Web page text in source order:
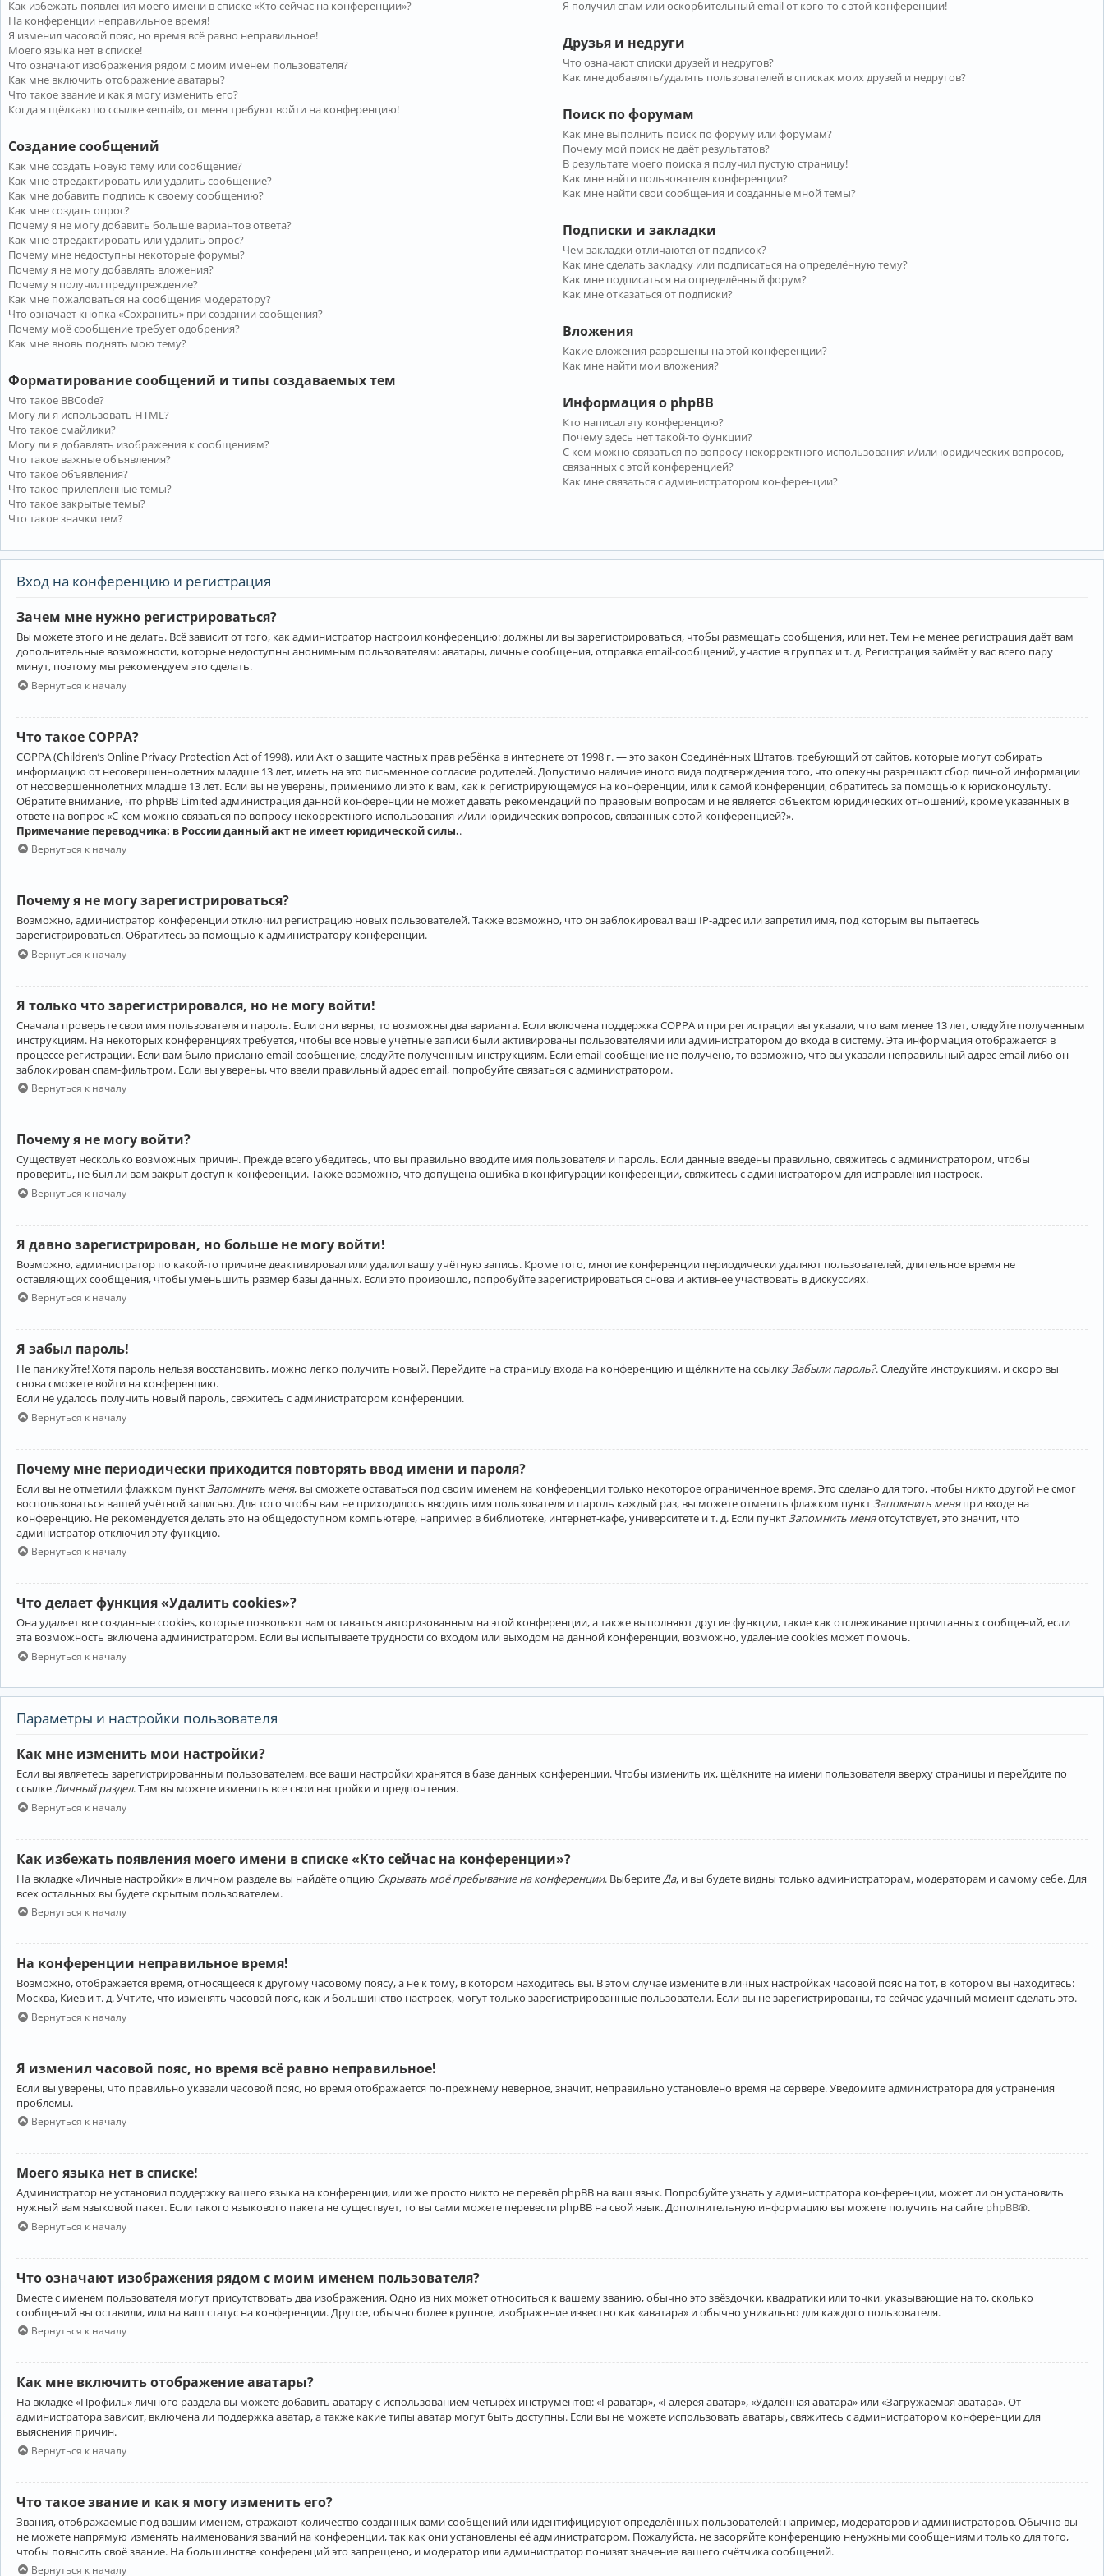
Как избежать появления моего имени в списке «Кто сейчас на конференции»?
На конференции неправильное время!
Я изменил часовой пояс, но время всё равно неправильное!
Моего языка нет в списке!
Что означают изображения рядом с моим именем пользователя?
Как мне включить отображение аватары?
Что такое звание и как я могу изменить его?
Когда я щёлкаю по ссылке «email», от меня требуют войти на конференцию!
Создание сообщений
Как мне создать новую тему или сообщение?
Как мне отредактировать или удалить сообщение?
Как мне добавить подпись к своему сообщению?
Как мне создать опрос?
Почему я не могу добавить больше вариантов ответа?
Как мне отредактировать или удалить опрос?
Почему мне недоступны некоторые форумы?
Почему я не могу добавлять вложения?
Почему я получил предупреждение?
Как мне пожаловаться на сообщения модератору?
Что означает кнопка «Сохранить» при создании сообщения?
Почему моё сообщение требует одобрения?
Как мне вновь поднять мою тему?
Форматирование сообщений и типы создаваемых тем
Что такое BBCode?
Могу ли я использовать HTML?
Что такое смайлики?
Могу ли я добавлять изображения к сообщениям?
Что такое важные объявления?
Что такое объявления?
Что такое прилепленные темы?
Что такое закрытые темы?
Что такое значки тем?
Я получил спам или оскорбительный email от кого-то с этой конференции!
Друзья и недруги
Что означают списки друзей и недругов?
Как мне добавлять/удалять пользователей в списках моих друзей и недругов?
Поиск по форумам
Как мне выполнить поиск по форуму или форумам?
Почему мой поиск не даёт результатов?
В результате моего поиска я получил пустую страницу!
Как мне найти пользователя конференции?
Как мне найти свои сообщения и созданные мной темы?
Подписки и закладки
Чем закладки отличаются от подписок?
Как мне сделать закладку или подписаться на определённую тему?
Как мне подписаться на определённый форум?
Как мне отказаться от подписки?
Вложения
Какие вложения разрешены на этой конференции?
Как мне найти мои вложения?
Информация о phpBB
Кто написал эту конференцию?
Почему здесь нет такой-то функции?
С кем можно связаться по вопросу некорректного использования и/или юридических вопросов,
связанных с этой конференцией?
Как мне связаться с администратором конференции?
Вход на конференцию и регистрация
Зачем мне нужно регистрироваться?
Вы можете этого и не делать. Всё зависит от того, как администратор настроил конференцию: должны ли вы зарегистрироваться, чтобы размещать сообщения, или нет. Тем не менее регистрация даёт вам
дополнительные возможности, которые недоступны анонимным пользователям: аватары, личные сообщения, отправка email-сообщений, участие в группах и т. д. Регистрация займёт у вас всего пару
минут, поэтому мы рекомендуем это сделать.
Вернуться к началу
Что такое COPPA?
COPPA (Children’s Online Privacy Protection Act of 1998), или Акт о защите частных прав ребёнка в интернете от 1998 г. — это закон Соединённых Штатов, требующий от сайтов, которые могут собирать
информацию от несовершеннолетних младше 13 лет, иметь на это письменное согласие родителей. Допустимо наличие иного вида подтверждения того, что опекуны разрешают сбор личной информации
от несовершеннолетних младше 13 лет. Если вы не уверены, применимо ли это к вам, как к регистрирующемуся на конференции, или к самой конференции, обратитесь за помощью к юрисконсульту.
Обратите внимание, что phpBB Limited администрация данной конференции не может давать рекомендаций по правовым вопросам и не является объектом юридических отношений, кроме указанных в
ответе на вопрос «С кем можно связаться по вопросу некорректного использования и/или юридических вопросов, связанных с этой конференцией?».
Примечание переводчика: в России данный акт не имеет юридической силы..
Вернуться к началу
Почему я не могу зарегистрироваться?
Возможно, администратор конференции отключил регистрацию новых пользователей. Также возможно, что он заблокировал ваш IP-адрес или запретил имя, под которым вы пытаетесь
зарегистрироваться. Обратитесь за помощью к администратору конференции.
Вернуться к началу
Я только что зарегистрировался, но не могу войти!
Сначала проверьте свои имя пользователя и пароль. Если они верны, то возможны два варианта. Если включена поддержка COPPA и при регистрации вы указали, что вам менее 13 лет, следуйте полученным
инструкциям. На некоторых конференциях требуется, чтобы все новые учётные записи были активированы пользователями или администратором до входа в систему. Эта информация отображается в
процессе регистрации. Если вам было прислано email-сообщение, следуйте полученным инструкциям. Если email-сообщение не получено, то возможно, что вы указали неправильный адрес email либо он
заблокирован спам-фильтром. Если вы уверены, что ввели правильный адрес email, попробуйте связаться с администратором.
Вернуться к началу
Почему я не могу войти?
Существует несколько возможных причин. Прежде всего убедитесь, что вы правильно вводите имя пользователя и пароль. Если данные введены правильно, свяжитесь с администратором, чтобы
проверить, не был ли вам закрыт доступ к конференции. Также возможно, что допущена ошибка в конфигурации конференции, свяжитесь с администратором для исправления настроек.
Вернуться к началу
Я давно зарегистрирован, но больше не могу войти!
Возможно, администратор по какой-то причине деактивировал или удалил вашу учётную запись. Кроме того, многие конференции периодически удаляют пользователей, длительное время не
оставляющих сообщения, чтобы уменьшить размер базы данных. Если это произошло, попробуйте зарегистрироваться снова и активнее участвовать в дискуссиях.
Вернуться к началу
Я забыл пароль!
Не паникуйте! Хотя пароль нельзя восстановить, можно легко получить новый. Перейдите на страницу входа на конференцию и щёлкните на ссылкуЗабыли пароль?. Следуйте инструкциям, и скоро вы
снова сможете войти на конференцию.
Если не удалось получить новый пароль, свяжитесь с администратором конференции.
Вернуться к началу
Почему мне периодически приходится повторять ввод имени и пароля?
Если вы не отметили флажком пункт Запомнить меня, вы сможете оставаться под своим именем на конференции только некоторое ограниченное время. Это сделано для того, чтобы никто другой не смог
воспользоваться вашей учётной записью. Для того чтобы вам не приходилось вводить имя пользователя и пароль каждый раз, вы можете отметить флажком пункт Запомнить меняпри входе на
конференцию. Не рекомендуется делать это на общедоступном компьютере, например в библиотеке, интернет-кафе, университете и т. д. Если пункт Запомнить меняотсутствует, это значит, что
администратор отключил эту функцию.
Вернуться к началу
Что делает функция «Удалить cookies»?
Она удаляет все созданные cookies, которые позволяют вам оставаться авторизованным на этой конференции, а также выполняют другие функции, такие как отслеживание прочитанных сообщений, если
эта возможность включена администратором. Если вы испытываете трудности со входом или выходом на данной конференции, возможно, удаление cookies может помочь.
Вернуться к началу
Параметры и настройки пользователя
Как мне изменить мои настройки?
Если вы являетесь зарегистрированным пользователем, все ваши настройки хранятся в базе данных конференции. Чтобы изменить их, щёлкните на имени пользователя вверху страницы и перейдите по
ссылкеЛичный раздел. Там вы можете изменить все свои настройки и предпочтения.
Вернуться к началу
Как избежать появления моего имени в списке «Кто сейчас на конференции»?
На вкладке «Личные настройки» в личном разделе вы найдёте опцию Скрывать моё пребывание на конференции. Выберите Да, и вы будете видны только администраторам, модераторам и самому себе. Для
всех остальных вы будете скрытым пользователем.
Вернуться к началу
На конференции неправильное время!
Возможно, отображается время, относящееся к другому часовому поясу, а не к тому, в котором находитесь вы. В этом случае измените в личных настройках часовой пояс на тот, в котором вы находитесь:
Москва, Киев и т. д. Учтите, что изменять часовой пояс, как и большинство настроек, могут только зарегистрированные пользователи. Если вы не зарегистрированы, то сейчас удачный момент сделать это.
Вернуться к началу
Я изменил часовой пояс, но время всё равно неправильное!
Если вы уверены, что правильно указали часовой пояс, но время отображается по-прежнему неверное, значит, неправильно установлено время на сервере. Уведомите администратора для устранения
проблемы.
Вернуться к началу
Моего языка нет в списке!
Администратор не установил поддержку вашего языка на конференции, или же просто никто не перевёл phpBB на ваш язык. Попробуйте узнать у администратора конференции, может ли он установить
нужный вам языковой пакет. Если такого языкового пакета не существует, то вы сами можете перевести phpBB на свой язык. Дополнительную информацию вы можете получить на сайте phpBB®.
Вернуться к началу
Что означают изображения рядом с моим именем пользователя?
Вместе с именем пользователя могут присутствовать два изображения. Одно из них может относиться к вашему званию, обычно это звёздочки, квадратики или точки, указывающие на то, сколько
сообщений вы оставили, или на ваш статус на конференции. Другое, обычно более крупное, изображение известно как «аватара» и обычно уникально для каждого пользователя.
Вернуться к началу
Как мне включить отображение аватары?
На вкладке «Профиль» личного раздела вы можете добавить аватару с использованием четырёх инструментов: «Граватар», «Галерея аватар», «Удалённая аватара» или «Загружаемая аватара». От
администратора зависит, включена ли поддержка аватар, а также какие типы аватар могут быть доступны. Если вы не можете использовать аватары, свяжитесь с администратором конференции для
выяснения причин.
Вернуться к началу
Что такое звание и как я могу изменить его?
Звания, отображаемые под вашим именем, отражают количество созданных вами сообщений или идентифицируют определённых пользователей: например, модераторов и администраторов. Обычно вы
не можете напрямую изменять наименования званий на конференции, так как они установлены её администратором. Пожалуйста, не засоряйте конференцию ненужными сообщениями только для того,
чтобы повысить своё звание. На большинстве конференций это запрещено, и модератор или администратор понизят значение вашего счётчика сообщений.
Вернуться к началу